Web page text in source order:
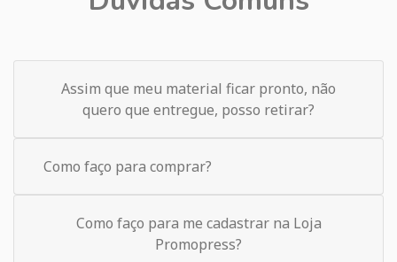
Assim que meu material ficar pronto, não
quero que entregue, posso retirar?
Como faço para comprar?
Como faço para me cadastrar na Loja
Promopress?